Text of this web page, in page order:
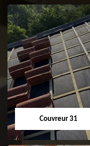
Couvreur 31